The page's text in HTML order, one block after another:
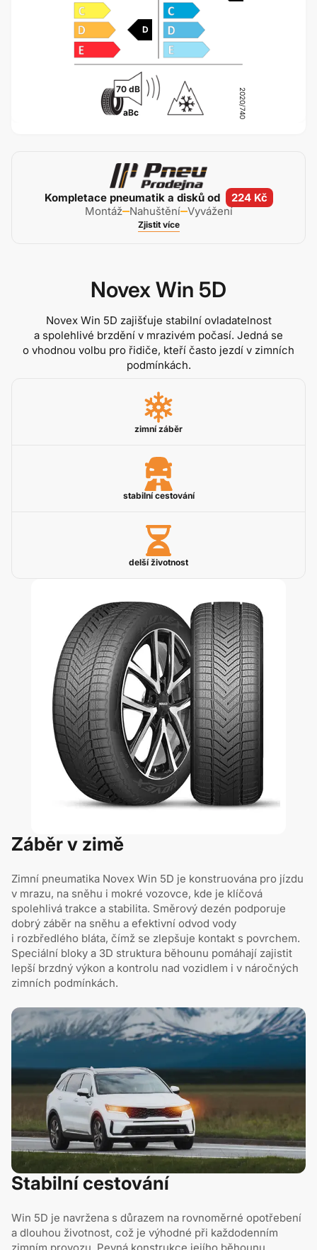
D
70 dB 2020/740
aBc
Kompletace pneumatik a disků od
224 Kč
Montáž Nahuštění Vyvážení
Zjistit více
Novex Win 5D
Novex Win 5D zajišťuje stabilní ovladatelnost
a spolehlivé brzdění v mrazivém počasí. Jedná se
o vhodnou volbu pro řidiče, kteří často jezdí v zimních
podmínkách.
zimní záběr
stabilní cestování
delší životnost
Záběr v zimě
Zimní pneumatika Novex Win 5D je konstruována pro jízdu
v mrazu, na sněhu i mokré vozovce, kde je klíčová
spolehlivá trakce a stabilita. Směrový dezén podporuje
dobrý záběr na sněhu a efektivní odvod vody
i rozbředlého bláta, čímž se zlepšuje kontakt s povrchem.
Speciální bloky a 3D struktura běhounu pomáhají zajistit
lepší brzdný výkon a kontrolu nad vozidlem i v náročných
zimních podmínkách.
Stabilní cestování
Win 5D je navržena s důrazem na rovnoměrné opotřebení
a dlouhou životnost, což je výhodné při každodenním